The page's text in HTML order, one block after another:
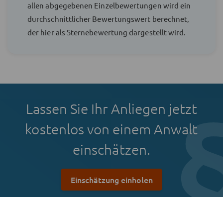
allen abgegebenen Einzelbewertungen wird ein
durchschnittlicher Bewertungswert berechnet,
der hier als Sternebewertung dargestellt wird.
Lassen Sie Ihr Anliegen jetzt
kostenlos von einem Anwalt
einschätzen.
Einschätzung einholen